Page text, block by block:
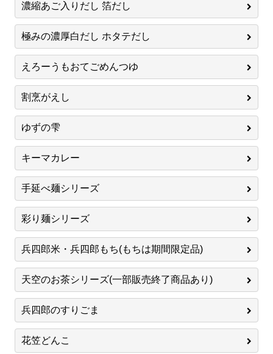
濃縮あご入りだし 箔だし
極みの濃厚白だし ホタテだし
えろーうもおてごめんつゆ
割烹がえし
ゆずの雫
キーマカレー
手延べ麺シリーズ
彩り麺シリーズ
兵四郎米・兵四郎もち(もちは期間限定品)
天空のお茶シリーズ(一部販売終了商品あり)
兵四郎のすりごま
花笠どんこ